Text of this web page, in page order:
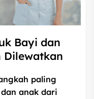
Bayi dan
Dilewatkan
paling
anak dari